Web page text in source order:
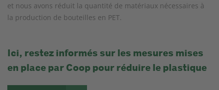
et nous avons réduit la quantité de matériaux nécessaires à
la production de bouteilles en PET.
Ici, restez informés sur les mesures mises
en place par Coop pour réduire le plastique